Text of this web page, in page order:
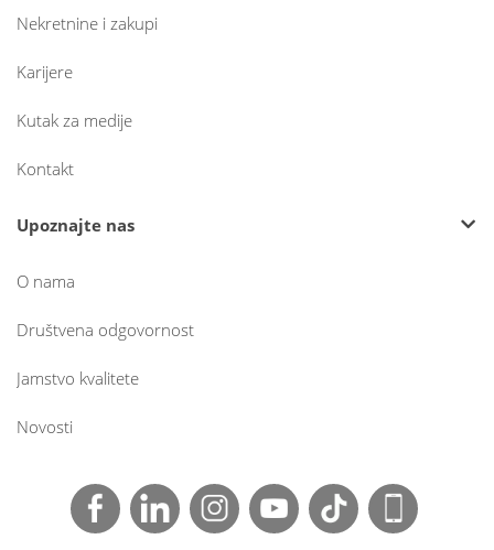
Nekretnine i zakupi
Karijere
Kutak za medije
Kontakt
Upoznajte nas
O nama
Društvena odgovornost
Jamstvo kvalitete
Novosti